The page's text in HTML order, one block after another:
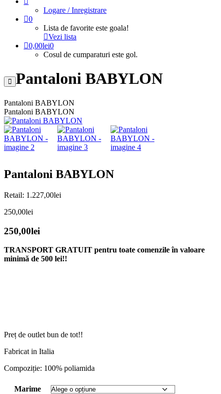
Logare / Inregistrare
0
Lista de favorite este goala!
Vezi lista
0,00lei0
Cosul de cumparaturi este gol.
Pantaloni BABYLON
Pantaloni BABYLON
Pantaloni BABYLON
Pantaloni BABYLON
Retail: 1.227,00lei
250,00lei
250,00lei
TRANSPORT GRATUIT pentru toate comenzile în valoare
minimă de 500 lei!!
Preț de outlet bun de tot!!
Fabricat in Italia
Compoziție: 100% poliamida
Marime